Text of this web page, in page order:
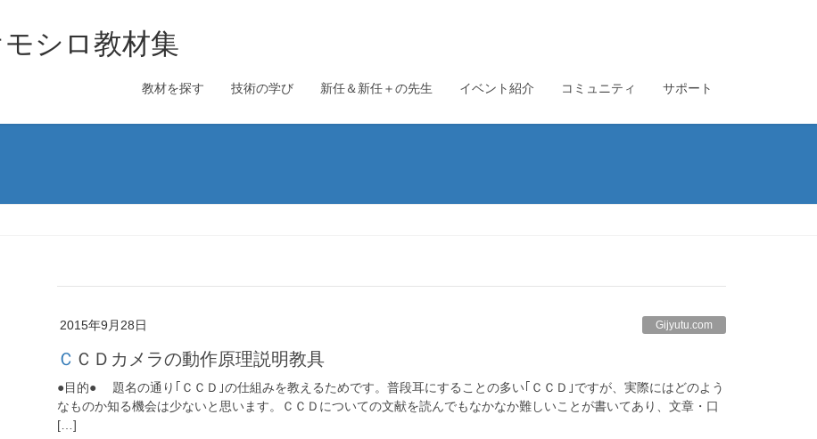
シロ教材集
教材を探す 技術の学び 新任＆新任＋の先生 イベント紹介 コミュニティ サポート
2015年9月28日 Gijyutu.com
ＣＣＤカメラの動作原理説明教具
●目的● 題名の通り｢ＣＣＤ｣の仕組みを教えるためです。普段耳にすることの多い｢ＣＣＤ｣ですが、実際にはどのよう
なものか知る機会は少ないと思います。ＣＣＤについての文献を読んでもなかなか難しいことが書いてあり、文章・口
[…]